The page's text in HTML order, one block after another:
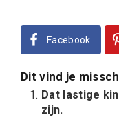
Facebook
Dit vind je
Dat lastige
zijn.